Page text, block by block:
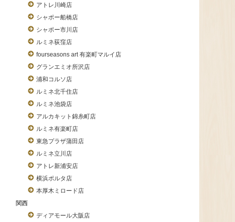
アトレ川崎店
シャポー船橋店
シャポー市川店
ルミネ荻窪店
fourseasons art 有楽町マルイ店
グランエミオ所沢店
浦和コルソ店
ルミネ北千住店
ルミネ池袋店
アルカキット錦糸町店
ルミネ有楽町店
東急プラザ蒲田店
ルミネ立川店
アトレ新浦安店
横浜ポルタ店
本厚木ミロード店
関西
ディアモール大阪店